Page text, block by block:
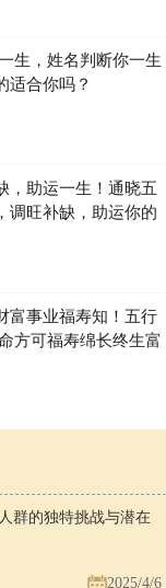
生，姓名判断你一生
适合你吗？
，助运一生！通晓五
调旺补缺，助运你的
富事业福寿知！五行
方可福寿绵长终生富
群的独特挑战与潜在
2025/4/6